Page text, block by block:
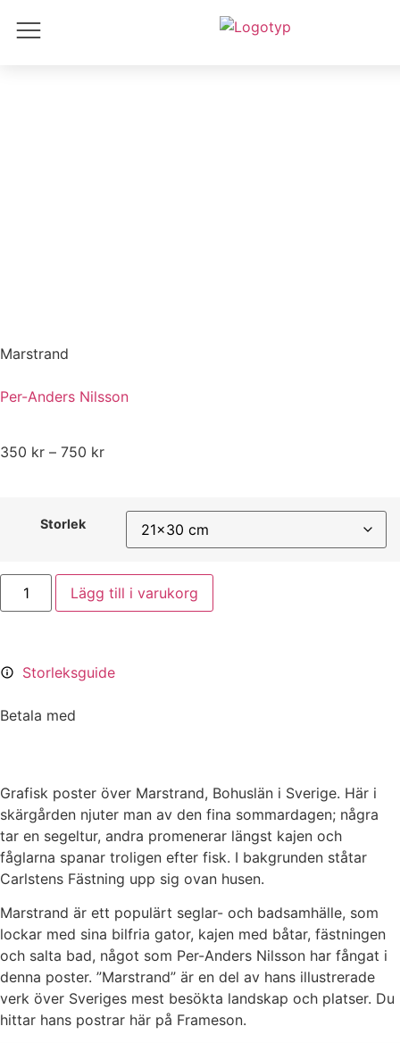
Hem/
Marstrand
Per-Anders Nilsson
350 kr – 750 kr
Storlek
Lägg till i varukorg
Storleksguide
Betala med
Grafisk poster över Marstrand, Bohuslän i Sverige. Här i
skärgården njuter man av den fina sommardagen; några
tar en segeltur, andra promenerar längst kajen och
fåglarna spanar troligen efter fisk. I bakgrunden ståtar
Carlstens Fästning upp sig ovan husen.
Marstrand är ett populärt seglar- och badsamhälle, som
lockar med sina bilfria gator, kajen med båtar, fästningen
och salta bad, något som Per-Anders Nilsson har fångat i
denna poster. ”Marstrand” är en del av hans illustrerade
verk över Sveriges mest besökta landskap och platser. Du
hittar hans postrar här på Frameson.